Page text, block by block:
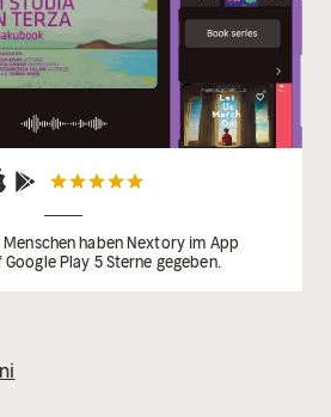
che sembra impossibile alla
al cuore, può definirsi
sarà l'ultimo atto, la storia del
che magicamente chiude il
una opportunità alla
Sarà forse la presa di
a rendere possibile una
haben Nextory im App
Play 5 Sterne gegeben.